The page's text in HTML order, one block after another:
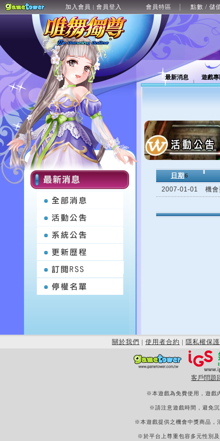
加入會員 | 會員登入 會員特區 點數 / 儲
最新消息 遊戲
日期 6
2007-01-01
機
關於我們 | 使用者合約 | 隱私權保護
客戶問題
※本遊戲為免費使用，遊戲
※請注意遊戲時間，避免
※本遊戲提供之機會中獎商品，
※於平台上尊重包容多元性別